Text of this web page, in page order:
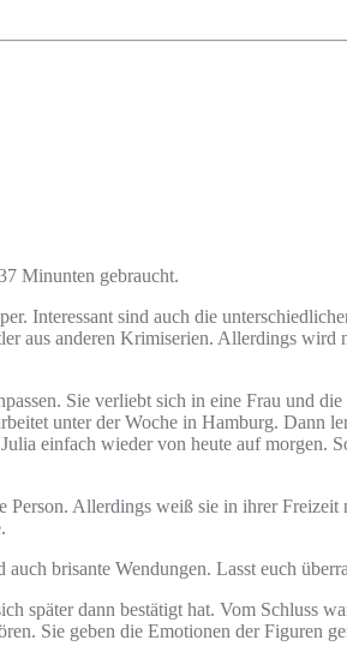
Minunten gebraucht.
Interessant sind auch die
aus anderen Krimiserien. Allerdings wird
Sie verliebt sich in eine Frau und
unter der Woche in Hamburg. Dann
einfach wieder von heute auf morgen.
Allerdings weiß sie in ihrer
brisante Wendungen. Lasst euch
später dann bestätigt hat. Vom Schluss
Sie geben die Emotionen der Figuren